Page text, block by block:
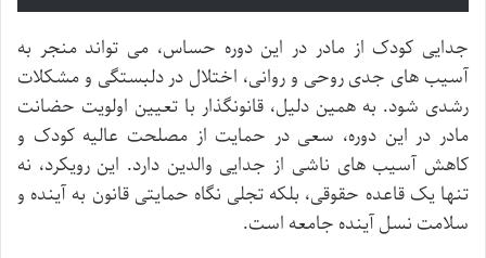
جدایی کودک از مادر در این دوره حساس، می تواند منجر به
آسیب های جدی روحی و روانی، اختلال در دلبستگی و مشکلات
رشدی شود. به همین دلیل، قانونگذار با تعیین اولویت حضانت
مادر در این دوره، سعی در حمایت از مصلحت عالیه کودک و
کاهش آسیب های ناشی از جدایی والدین دارد. این رویکرد، نه
تنها یک قاعده حقوقی، بلکه تجلی نگاه حمایتی قانون به آینده و
سلامت نسل آینده جامعه است.